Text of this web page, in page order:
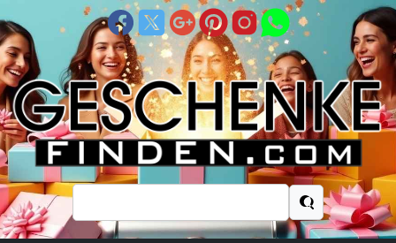
Suchen
nach: